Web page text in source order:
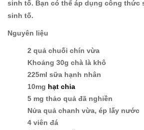
sinh tố. Bạn có thể áp dụng công thức
sinh tố.
Nguyên liệu
2 quả chuối chín vừa
Khoảng 30g chà là khô
225ml sữa hạnh nhân
10mg hạt chia
5 mg thảo quả đã nghiền
Nửa quả chanh vừa, ép lấy nước
4 viên đá